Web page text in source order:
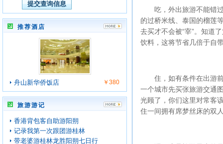
推荐酒店
舟山新华侨饭店 ￥380
旅游游记
香港背包客自助游阳朔
记录我第一次跟团游桂林
带老婆游桂林龙胜阳朔七日行
吃，外出旅游不能错过
的过桥米线、泰国的榴莲
去买才不会被“宰”。知道
饮料，这将节省几倍于自
住，如有条件在出游前
一个城市先买张旅游交通
光顾了，你们这里对常客
住一间拥有席梦丝床的双